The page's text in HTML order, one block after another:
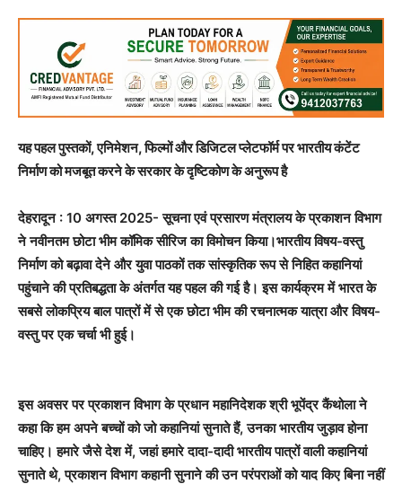
यह पहल पुस्तकों, एनिमेशन, फिल्मों और डिजिटल प्लेटफॉर्म पर भारतीय कंटेंट
निर्माण को मजबूत करने के सरकार के दृष्टिकोण के अनुरूप है
देहरादून : 10 अगस्त 2025- सूचना एवं प्रसारण मंत्रालय के प्रकाशन विभाग
ने नवीनतम छोटा भीम कॉमिक सीरिज का विमोचन किया।भारतीय विषय-वस्तु
निर्माण को बढ़ावा देने और युवा पाठकों तक सांस्कृतिक रूप से निहित कहानियां
पहुंचाने की प्रतिबद्धता के अंतर्गत यह पहल की गई है। इस कार्यक्रम में भारत के
सबसे लोकप्रिय बाल पात्रों में से एक छोटा भीम की रचनात्मक यात्रा और विषय-
वस्तु पर एक चर्चा भी हुई।
इस अवसर पर प्रकाशन विभाग के प्रधान महानिदेशक श्री भूपेंद्र कैंथोला ने
कहा कि हम अपने बच्चों को जो कहानियां सुनाते हैं, उनका भारतीय जुड़ाव होना
चाहिए। हमारे जैसे देश में, जहां हमारे दादा-दादी भारतीय पात्रों वाली कहानियां
सुनाते थे, प्रकाशन विभाग कहानी सुनाने की उन परंपराओं को याद किए बिना नहीं